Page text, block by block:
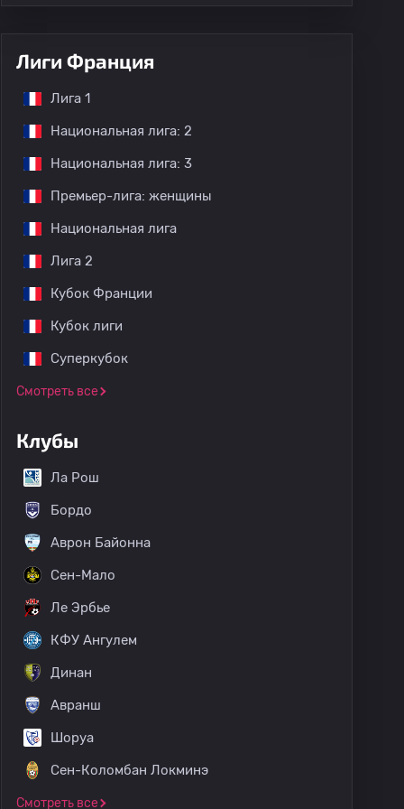
Лиги Франция
Лига 1
Национальная лига: 2
Национальная лига: 3
Премьер-лига: женщины
Национальная лига
Лига 2
Кубок Франции
Кубок лиги
Суперкубок
Смотреть все
Клубы
Ла Рош
Бордо
Аврон Байонна
Сен-Мало
Ле Эрбье
КФУ Ангулем
Динан
Авранш
Шоруа
Сен-Коломбан Локминэ
Смотреть все